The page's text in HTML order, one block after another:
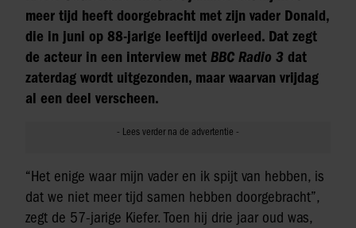
meer tijd heeft doorgebracht met zijn vader Donald,
die in juni op 88-jarige leeftijd overleed. Dat zegt
de acteur in een interview met BBC Radio 3 dat
zaterdag wordt uitgezonden, maar waarvan vrijdag
al een deel verscheen.
“Het enige waar mijn vader en ik spijt van hebben, is
dat we niet meer tijd samen hebben doorgebracht”,
zegt de 57-jarige Kiefer. Toen hij drie jaar oud was,